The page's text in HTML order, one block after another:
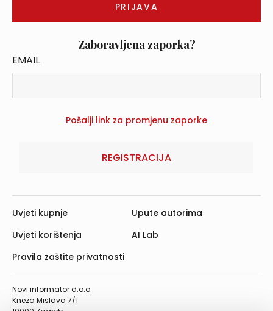
Zaboravljena zaporka?
EMAIL
REGISTRACIJA
Novi informator d.o.o.
Kneza Mislava 7/1
Uvjeti kupnje
Uvjeti korištenja
Pravila zaštite privatnosti
Upute autorima
AI Lab